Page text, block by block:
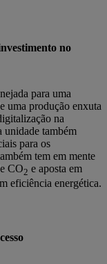
no
para uma
uma produção enxuta
na
unidade também
para os
tem em mente
CO2 e aposta em
eficiência energética.